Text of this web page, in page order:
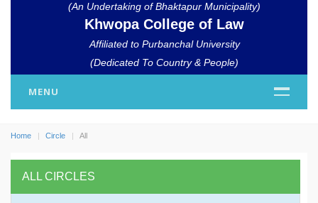
(An Undertaking of Bhaktapur Municipality)
Khwopa College of Law
Affiliated to Purbanchal University
(Dedicated To Country & People)
MENU
Home Circle All
ALL CIRCLES